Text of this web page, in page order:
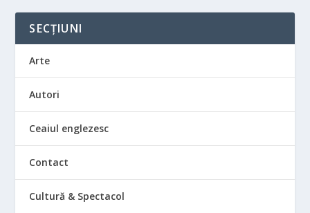
SECȚIUNI
Arte
Autori
Ceaiul englezesc
Contact
Cultură & Spectacol